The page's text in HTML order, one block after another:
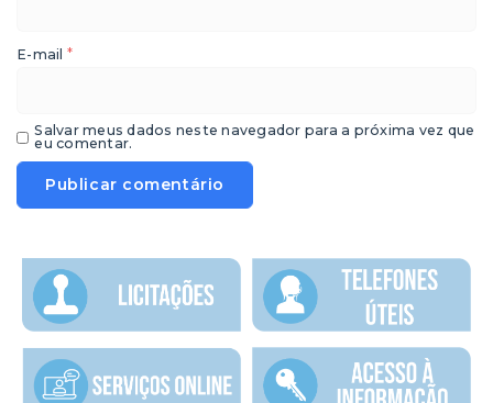
E-mail *
Salvar meus dados neste navegador para a próxima vez que
eu comentar.